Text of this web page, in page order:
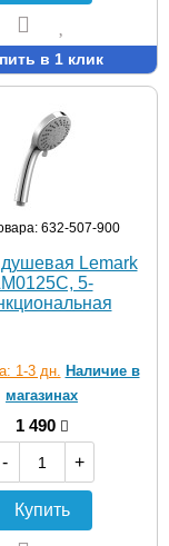
в 1 клик
632-507-900
Lemark
5-
1-3 дн. Наличие в
магазинах
1 490
-
+
Купить